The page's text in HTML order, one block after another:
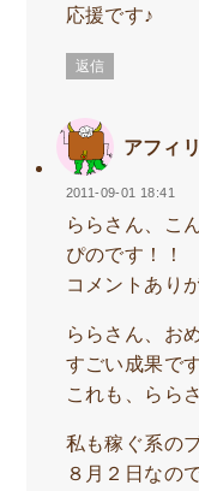
応援です♪
返信
アフィ
2011-09-01 18:41
ららさん、こ
ぴのです！！
コメントあり
ららさん、お
すごい成果で
これも、らら
私も稼ぐ系の
８月２日なの